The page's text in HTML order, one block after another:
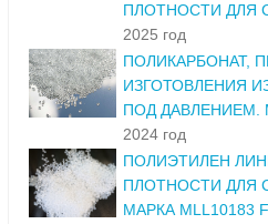
ПЛОТНОСТИ ДЛЯ
2025 год
ПОЛИКАРБОНАТ,
ИЗГОТОВЛЕНИЯ
ПОД ДАВЛЕНИЕМ.
2024 год
ПОЛИЭТИЛЕН
ПЛОТНОСТИ ДЛЯ
МАРКА MLL10183